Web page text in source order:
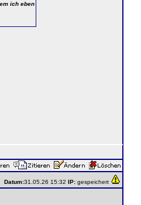
ich eben
Datum:31.05.26 15:32 IP: gespeichert